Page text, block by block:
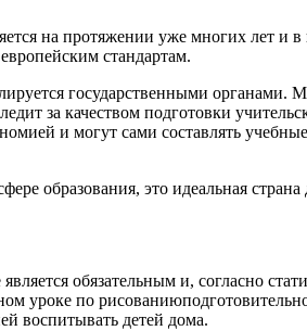
на протяжении уже многих лет и
стандартам.
государственными органами.
за качеством подготовки
и могут сами составлять
образования, это идеальная
обязательным и, согласно
воспитывать детей дома.